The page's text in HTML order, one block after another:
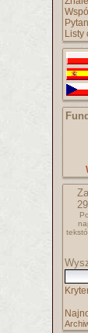
Listy